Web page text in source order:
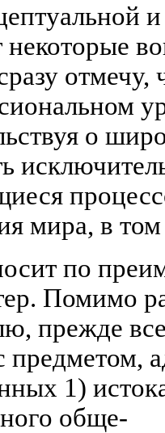
некоторые
о
мира, в
по
Помимо
прежде
предметом,
1)
обще-